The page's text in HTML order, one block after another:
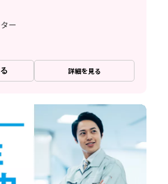
ー
詳細を見る